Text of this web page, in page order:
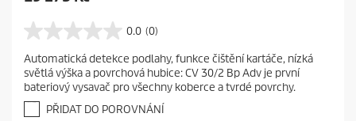
r
e
n
t
0.0 (0)
0
0
z
5
Automatická detekce podlahy, funkce čištění kartáče, nízká
světlá výška a povrchová hubice: CV 30/2 Bp Adv je první
bateriový vysavač pro všechny koberce a tvrdé povrchy.
PŘIDAT DO POROVNÁNÍ